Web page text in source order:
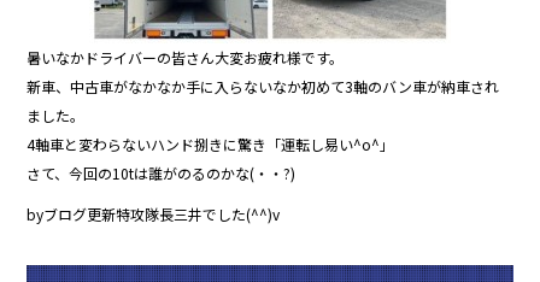
暑いなかドライバーの皆さん大変お疲れ様です。
新車、中古車がなかなか手に入らないなか初めて3軸のバン車が納車され
ました。
4軸車と変わらないハンド捌きに驚き「運転し易い^o^」
さて、今回の10tは誰がのるのかな(・・?)
byブログ更新特攻隊長三井でした(^^)v